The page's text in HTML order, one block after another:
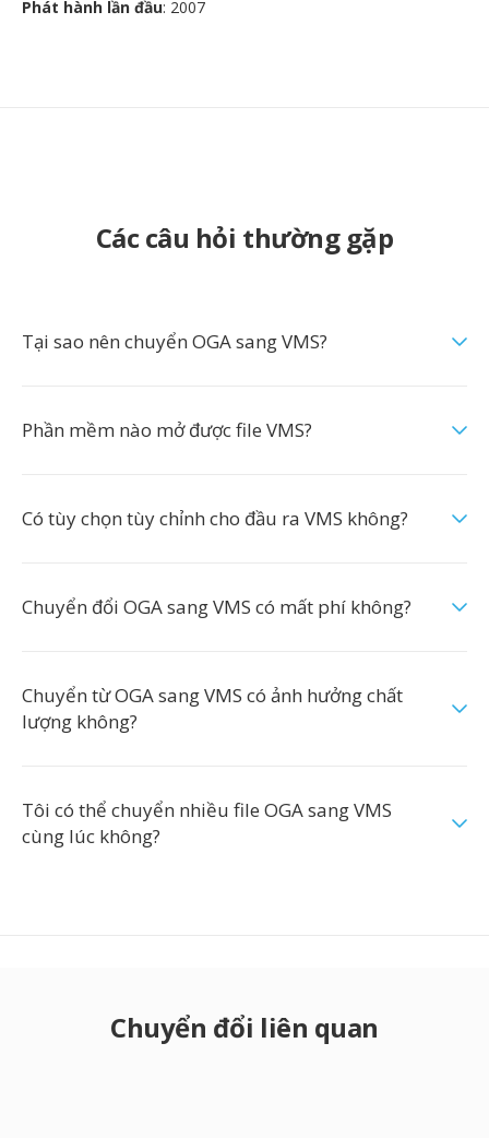
Phát hành lần đầu: 2007
Các câu hỏi thường gặp
Tại sao nên chuyển OGA sang VMS?
Phần mềm nào mở được file VMS?
Có tùy chọn tùy chỉnh cho đầu ra VMS không?
Chuyển đổi OGA sang VMS có mất phí không?
Chuyển từ OGA sang VMS có ảnh hưởng chất
lượng không?
Tôi có thể chuyển nhiều file OGA sang VMS
cùng lúc không?
Chuyển đổi liên quan